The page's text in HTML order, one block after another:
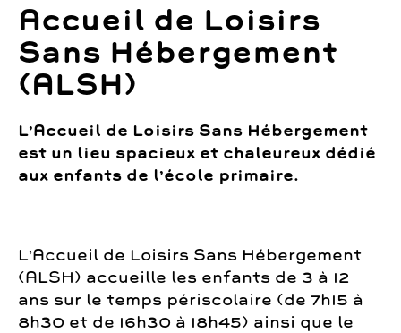
Accueil de Loisirs
Sans Hébergement
(ALSH)
L’Accueil de Loisirs Sans Hébergement
est un lieu spacieux et chaleureux dédié
aux enfants de l’école primaire.
L’Accueil de Loisirs Sans Hébergement
(ALSH) accueille les enfants de 3 à 12
ans sur le temps périscolaire (de 7h15 à
8h30 et de 16h30 à 18h45) ainsi que le